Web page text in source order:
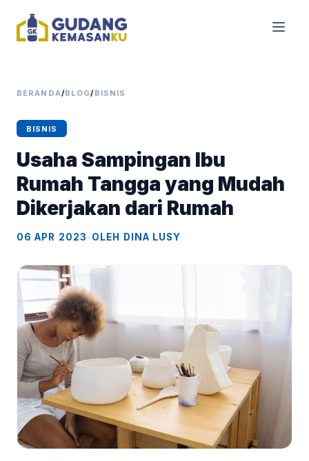
BERANDA/BLOG/ BISNIS
BISNIS
Usaha Sampingan Ibu
Rumah Tangga yang Mudah
Dikerjakan dari Rumah
06 APR 2023•OLEH DINA LUSY